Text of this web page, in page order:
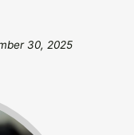
30, 2025